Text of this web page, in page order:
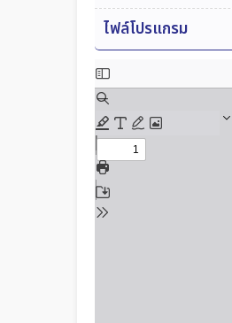
ไฟล์โปรแกรม